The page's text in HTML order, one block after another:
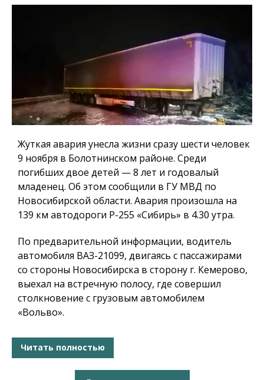
Жуткая авария унесла жизни сразу шести человек
9 ноября в Болотнинском районе. Среди
погибших двое детей — 8 лет и годовалый
младенец. Об этом сообщили в ГУ МВД по
Новосибирской области. Авария произошла на
139 км автодороги Р-255 «Сибирь» в 4.30 утра.
По предварительной информации, водитель
автомобиля ВАЗ-21099, двигаясь с пассажирами
со стороны Новосибирска в сторону г. Кемерово,
выехал на встречную полосу, где совершил
столкновение с грузовым автомобилем
«Вольво».
Читать полностью